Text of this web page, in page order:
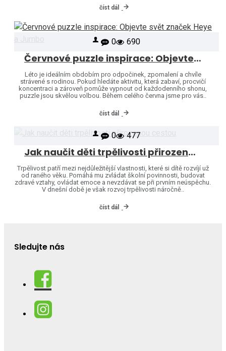
číst dál
0 690
Červnové puzzle inspirace: Objevte svět značek Heye a Jumbo
Léto je ideálním obdobím pro odpočinek, zpomalení a chvíle
strávené s rodinou. Pokud hledáte aktivitu, která zabaví, procvičí
koncentraci a zároveň pomůže vypnout od každodenního shonu,
puzzle jsou skvělou volbou. Během celého června jsme pro vás..
číst dál
0 477
Jak naučit děti trpělivosti přirozenou cestou
Trpělivost patří mezi nejdůležitější vlastnosti, které si dítě rozvíjí už
od raného věku. Pomáhá mu zvládat školní povinnosti, budovat
zdravé vztahy, ovládat emoce a nevzdávat se při prvním neúspěchu.
V dnešní době je však rozvoj trpělivosti náročně..
číst dál
Sledujte nás